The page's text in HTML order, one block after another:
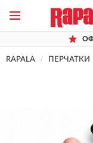
RAPALA ПЕРЧАТКИ